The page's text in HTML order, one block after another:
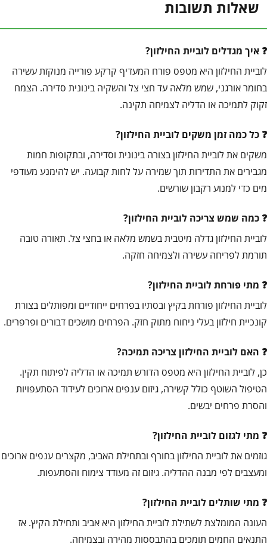
שאלות תשובות
איך מגדלים לוביית החילזון?
לוביית החילזון היא מטפס פורח המעדיף קרקע פורייה מנוקזת עשירה
בחומר אורגני, שמש מלאה עד חצי צל והשקיה בינונית סדירה. הצמח
זקוק לתמיכה או הדליה לצמיחה תקינה.
כל כמה זמן משקים לוביית החילזון?
משקים את לוביית החילזון בצורה בינונית וסדירה, ובתקופות חמות
מגבירים את התדירות תוך שמירה על לחות קבועה. יש להימנע מעודפי
מים כדי למנוע רקבון שורשים.
כמה שמש צריכה לוביית החילזון?
לוביית החילזון גדלה מיטבית בשמש מלאה או בחצי צל. תאורה טובה
תורמת לפריחה עשירה ולצמיחה חזקה.
מתי פורחת לוביית החילזון?
לוביית החילזון פורחת בקיץ ובסתיו בפרחים ייחודיים ומפותלים בצורת
קונכיית חילזון בעלי ניחוח מתוק חזק. הפרחים מושכים דבורים ופרפרים.
האם לוביית החילזון צריכה תמיכה?
כן, לוביית החילזון היא מטפס הדורש תמיכה או הדליה לפיתוח תקין.
הטיפול השוטף כולל קשירה, גיזום ענפים ארוכים לעידוד הסתעפויות
והסרת פרחים יבשים.
מתי לגזום לוביית החילזון?
גוזמים את לוביית החילזון בחורף ובתחילת האביב, מקצרים ענפים ארוכים
ומעצבים לפי מבנה ההדליה. גיזום זה מעודד צימוח והסתעפות.
מתי שותלים לוביית החילזון?
העונה המומלצת לשתילת לוביית החילזון היא אביב ותחילת הקיץ. אז
התנאים החמים תומכים בהתבססות מהירה ובצמיחה.